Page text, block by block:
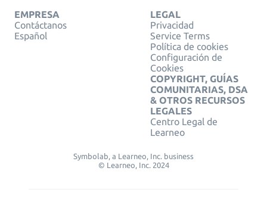
EMPRESA
Contáctanos
Español
LEGAL
Privacidad
Service Terms
Política de cookies
Configuración de
Cookies
COPYRIGHT, GUÍAS
COMUNITARIAS, DSA
& OTROS RECURSOS
LEGALES
Centro Legal de
Learneo
Symbolab, a Learneo, Inc. business
© Learneo, Inc. 2024